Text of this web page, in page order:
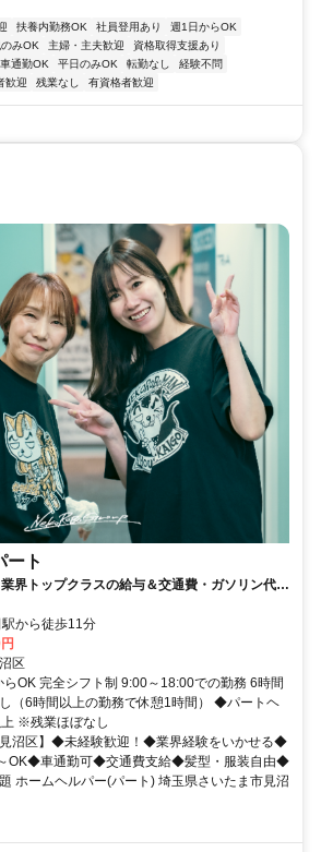
扶養内勤務OK 社員登用あり
週1日からOK
みOK 主婦・主夫歓迎
資格取得支援あり
車通勤OK 平日のみOK 転勤なし
経験不問
歓迎 残業なし 有資格者歓迎
ート
界トップクラスの給与＆交通費・ガソリン代支
！週1日～・3時間～
から徒歩11分
区
OK 完全シフト制 9:00～18:00での勤務 6時間
（6時間以上の勤務で休憩1時間） ◆パートヘ
※残業ほぼなし
見沼区】◆未経験歓迎！◆業界経験をいかせる◆
OK◆車通勤可◆交通費支給◆髪型・服装自由◆
ホームヘルパー(パート) 埼玉県さいたま市見沼